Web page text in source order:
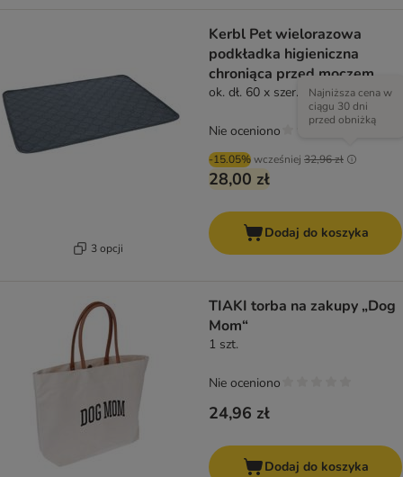
3 opcji
Kerbl Pet wielorazowa
podkładka higieniczna
chroniąca przed moczem,
szara
ok. dł. 60 x szer. 45 cm
-15.05%wcześniej 32,96 zł
Najniższa cena w
ciągu 30 dni
przed obniżką
28,00 zł
Nie oceniono
Dodaj do koszyka
TIAKI torba na zakupy „Dog
Mom“
1 szt.
24,96 zł
Nie oceniono
Dodaj do koszyka